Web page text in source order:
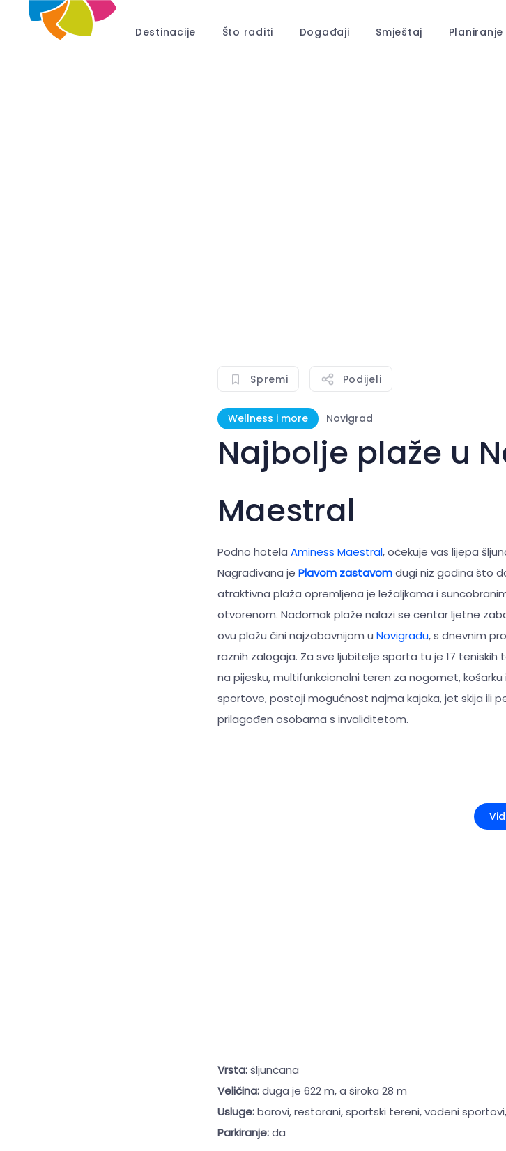
Destinacije Što raditi Događaji Smještaj Planiranje
Spremi Podijeli
Wellness i more Novigrad
Najbolje plaže u
Maestral
Podno hotela Aminess Maestral, očekuje vas lijepa
Nagrađivana je Plavom zastavomdugi niz godina što
atraktivna plaža opremljena je ležaljkama i
otvorenom. Nadomak plaže nalazi se centar ljetne
ovu plažu čini najzabavnijom u Novigradu, s dnevnim
raznih zalogaja. Za sve ljubitelje sporta tu je 17
na pijesku, multifunkcionalni teren za nogomet,
sportove, postoji mogućnost najma kajaka, jet skija ili
prilagođen osobama s invaliditetom.
Vrsta:šljunčana
Veličina:duga je 622 m, a široka 28 m
Usluge:barovi, restorani, sportski tereni, vodeni
Parkiranje:da